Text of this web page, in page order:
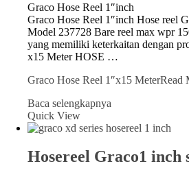
Graco Hose Reel 1″inch
Graco Hose Reel 1″inch Hose reel
Model 237728 Bare reel max wpr
yang memiliki keterkaitan dengan
x15 Meter HOSE …
Graco Hose Reel 1″x15 MeterRead
Baca selengkapnya
Quick View
Hosereel Graco1 inch